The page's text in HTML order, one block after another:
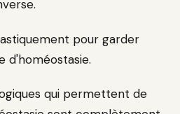
pour garder
d'homéostasie.
qui permettent de